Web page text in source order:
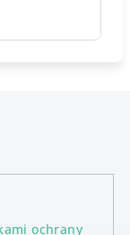
ochrany